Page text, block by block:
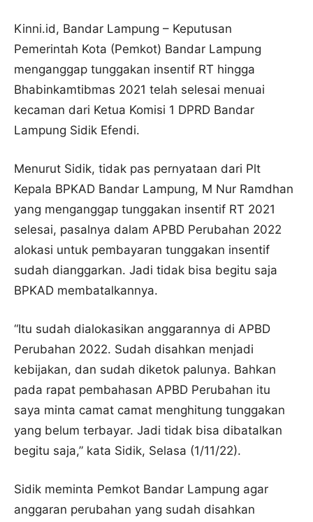
Kinni.id, Bandar Lampung – Keputusan
Pemerintah Kota (Pemkot) Bandar Lampung
menganggap tunggakan insentif RT hingga
Bhabinkamtibmas 2021 telah selesai menuai
kecaman dari Ketua Komisi 1 DPRD Bandar
Lampung Sidik Efendi.
Menurut Sidik, tidak pas pernyataan dari Plt
Kepala BPKAD Bandar Lampung, M Nur Ramdhan
yang menganggap tunggakan insentif RT 2021
selesai, pasalnya dalam APBD Perubahan 2022
alokasi untuk pembayaran tunggakan insentif
sudah dianggarkan. Jadi tidak bisa begitu saja
BPKAD membatalkannya.
“Itu sudah dialokasikan anggarannya di APBD
Perubahan 2022. Sudah disahkan menjadi
kebijakan, dan sudah diketok palunya. Bahkan
pada rapat pembahasan APBD Perubahan itu
saya minta camat camat menghitung tunggakan
yang belum terbayar. Jadi tidak bisa dibatalkan
begitu saja,” kata Sidik, Selasa (1/11/22).
Sidik meminta Pemkot Bandar Lampung agar
anggaran perubahan yang sudah disahkan